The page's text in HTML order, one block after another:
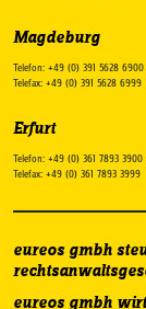
Magdeburg
Telefon: +49 (0) 391 5628 6900
Telefax: +49 (0) 391 5628 6999
Erfurt
Telefon: +49 (0) 361 7893 3900
Telefax: +49 (0) 361 7893 3999
eureos gmbh
eureos gmbh